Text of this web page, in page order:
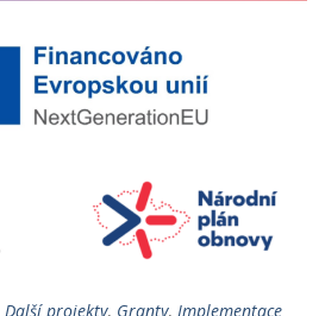
Další projekty, Granty, Implementace